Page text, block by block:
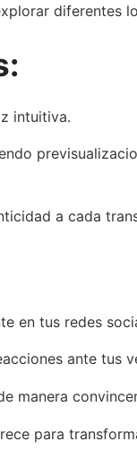
diferentes
intuitiva.
a cada
en tus redes
ante tus
manera
para